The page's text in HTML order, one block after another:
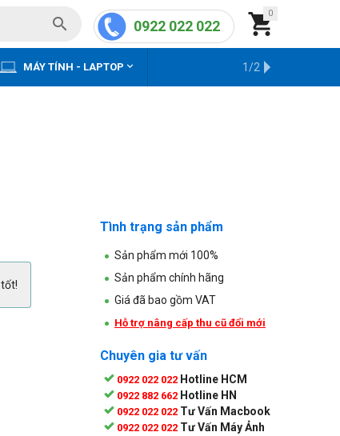
0

0922 022 022

MÁY TÍNH - LAPTOP  KHO HÀNG CŨ
1/2
Tình trạng sản phẩm
Sản phẩm mới 100%
Sản phẩm chính hãng
Giá đã bao gồm VAT
Hỗ trợ nâng cấp thu cũ đổi mới
Chuyên gia tư vấn
0922 022 022 Hotline HCM
0922 882 662 Hotline HN
0922 022 022 Tư Vấn Macbook
0922 022 022 Tư Vấn Máy Ảnh